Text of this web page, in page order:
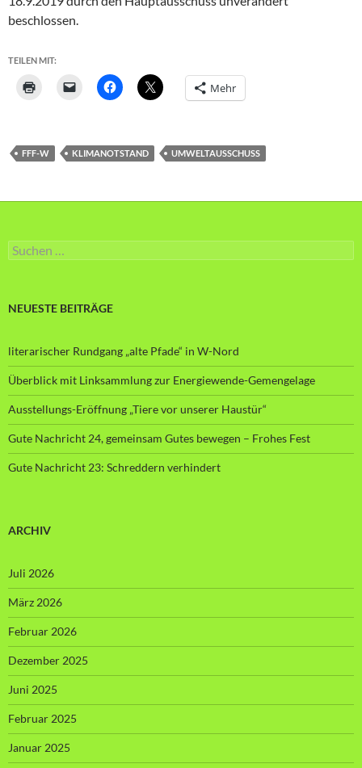
beschlossen.
TEILEN MIT:
Mehr
FFF-W KLIMANOTSTAND UMWELTAUSSCHUSS
Suche
nach:
NEUESTE BEITRÄGE
literarischer Rundgang „alte Pfade“ in W-Nord
Überblick mit Linksammlung zur Energiewende-Gemengelage
Ausstellungs-Eröffnung „Tiere vor unserer Haustür“
Gute Nachricht 24, gemeinsam Gutes bewegen – Frohes Fest
Gute Nachricht 23: Schreddern verhindert
ARCHIV
Juli 2026
März 2026
Februar 2026
Dezember 2025
Juni 2025
Februar 2025
Januar 2025